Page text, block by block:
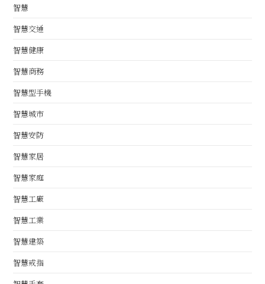
智慧
智慧交通
智慧健康
智慧商務
智慧型手機
智慧城市
智慧安防
智慧家居
智慧家庭
智慧工廠
智慧工業
智慧建築
智慧戒指